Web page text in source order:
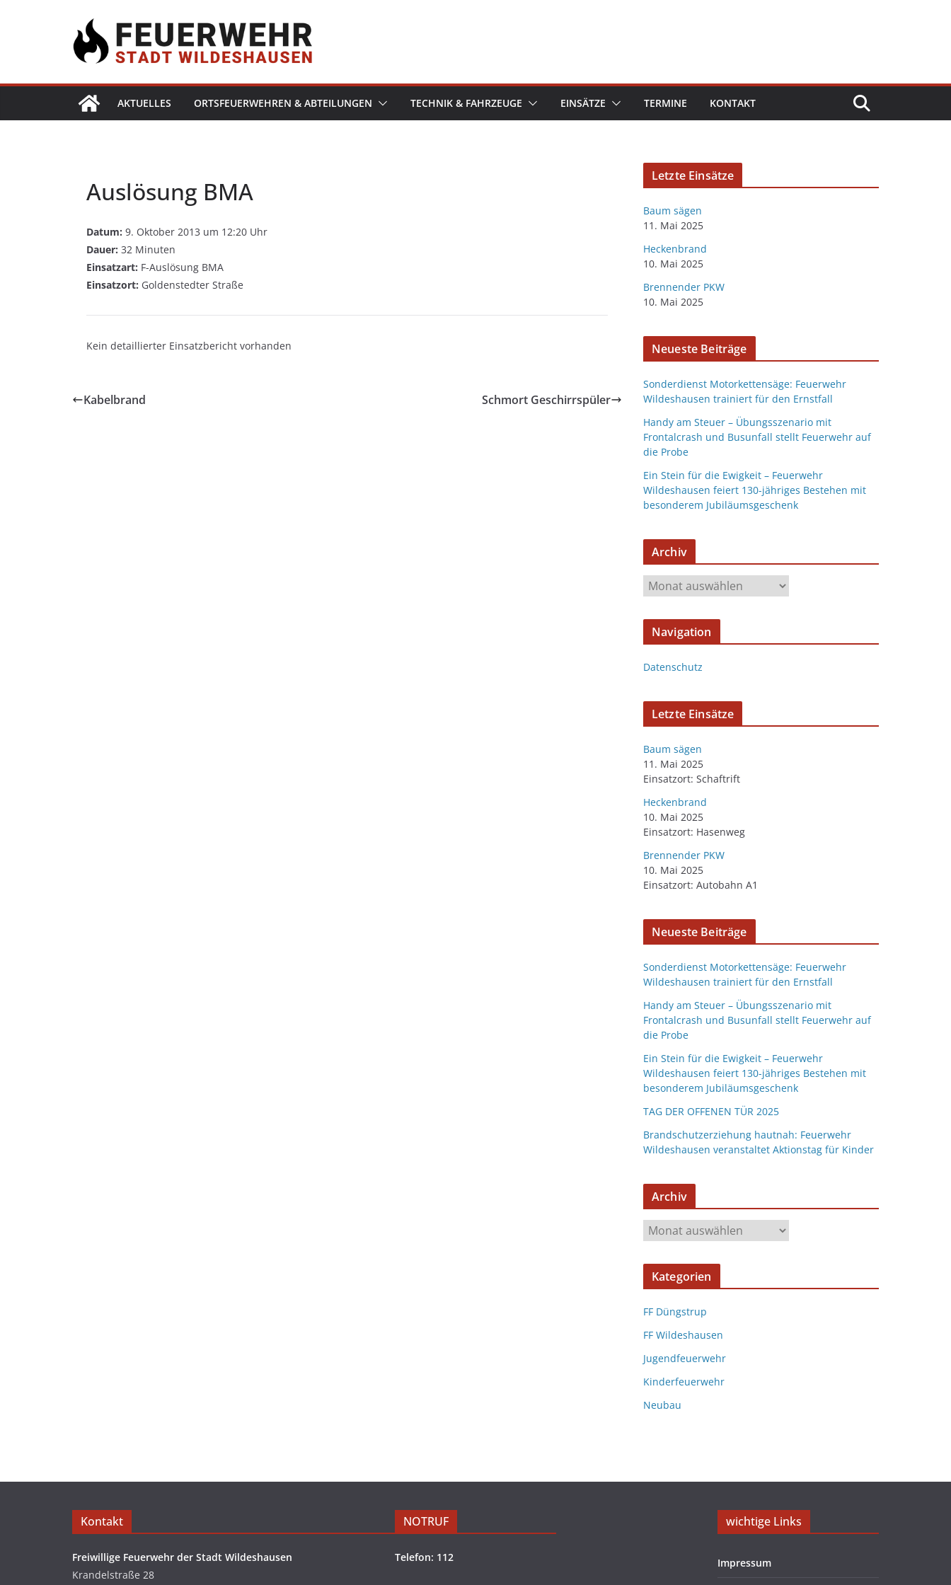
AKTUELLES ORTSFEUERWEHREN & ABTEILUNGEN TECHNIK & FAHRZEUGE EINSÄTZE TERMINE KONTAKT
Auslösung BMA
Datum: 9. Oktober 2013 um 12:20 Uhr
Dauer: 32 Minuten
Einsatzart: F-Auslösung BMA
Einsatzort: Goldenstedter Straße
Kein detaillierter Einsatzbericht vorhanden
Kabelbrand Schmort Geschirrspüler
Letzte Einsätze
Baum sägen
11. Mai 2025
Heckenbrand
10. Mai 2025
Brennender PKW
10. Mai 2025
Neueste Beiträge
Sonderdienst Motorkettensäge: Feuerwehr
Wildeshausen trainiert für den Ernstfall
Handy am Steuer – Übungsszenario mit
Frontalcrash und Busunfall stellt Feuerwehr auf
die Probe
Ein Stein für die Ewigkeit – Feuerwehr
Wildeshausen feiert 130-jähriges Bestehen mit
besonderem Jubiläumsgeschenk
Archiv
Navigation
Datenschutz
Letzte Einsätze
Baum sägen
11. Mai 2025
Einsatzort: Schaftrift
Heckenbrand
10. Mai 2025
Einsatzort: Hasenweg
Brennender PKW
10. Mai 2025
Einsatzort: Autobahn A1
Neueste Beiträge
Sonderdienst Motorkettensäge: Feuerwehr
Wildeshausen trainiert für den Ernstfall
Handy am Steuer – Übungsszenario mit
Frontalcrash und Busunfall stellt Feuerwehr auf
die Probe
Ein Stein für die Ewigkeit – Feuerwehr
Wildeshausen feiert 130-jähriges Bestehen mit
besonderem Jubiläumsgeschenk
TAG DER OFFENEN TÜR 2025
Brandschutzerziehung hautnah: Feuerwehr
Wildeshausen veranstaltet Aktionstag für Kinder
Archiv
Kategorien
FF Düngstrup
FF Wildeshausen
Jugendfeuerwehr
Kinderfeuerwehr
Neubau
Kontakt
Freiwillige Feuerwehr der Stadt Wildeshausen
Krandelstraße 28
NOTRUF
Telefon: 112
wichtige Links
Impressum